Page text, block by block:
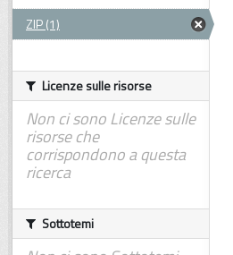
ZIP (1)
Licenze sulle risorse
Non ci sono Licenze sulle
risorse che
corrispondono a questa
ricerca
Sottotemi